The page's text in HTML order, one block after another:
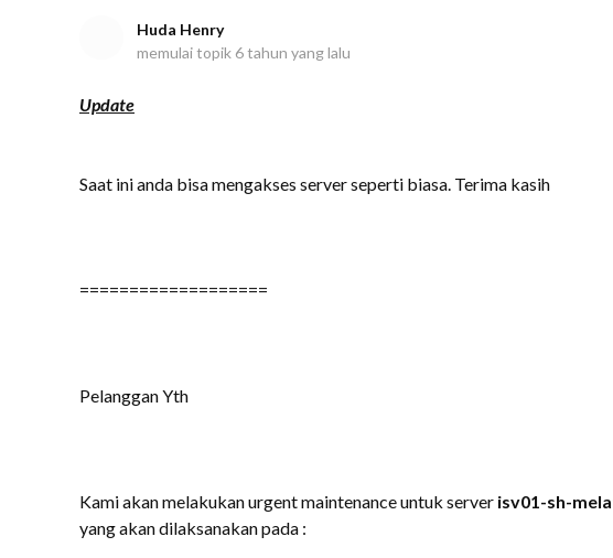
Huda Henry
memulai topik 6 tahun yang lalu
Update
Saat ini anda bisa mengakses server seperti biasa. Terima kasih
===================
Pelanggan Yth
Kami akan melakukan urgent maintenance untuk server isv01-sh-
yang akan dilaksanakan pada :